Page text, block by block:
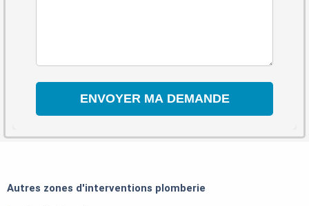
Autres zones d'interventions plomberie